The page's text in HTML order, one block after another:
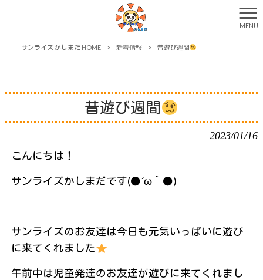
MENU
サンライズ かしまだ HOME > 新着情報 > 昔遊び週間
昔遊び週間
2023/01/16
こんにちは！
サンライズかしまだです(●´ω｀●)
サンライズのお友達は今日も元気いっぱいに遊び
に来てくれました
午前中は児童発達のお友達が遊びに来てくれまし